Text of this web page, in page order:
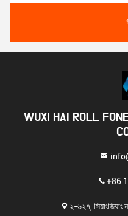
WUXI HAI ROLL
+86
২-৬২৭, সিয়াংজিয়াং